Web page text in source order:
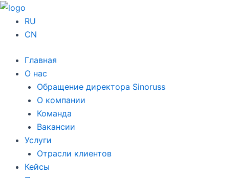
Перейти
содержимому
RU
CN
Главная
О нас
Обращение директора Sinoruss
О компании
Команда
Вакансии
Услуги
Отрасли клиентов
Кейсы